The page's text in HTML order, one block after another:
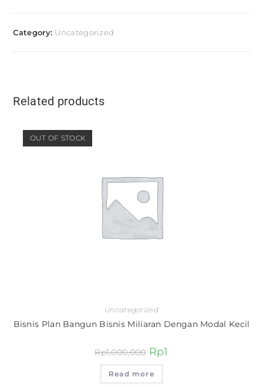
Category: Uncategorized
Related products
OUT OF STOCK
Uncategorized
Bisnis Plan Bangun Bisnis Miliaran Dengan Modal Kecil
Rp1,000,000 Rp1
Read more